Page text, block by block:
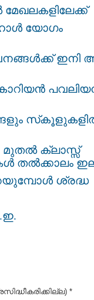
യോഗം
ഇനി
മുതൽ ക്ലാസ്സ്‌
തല്‍ക്കാലം
ശ്രദ്ധ
*